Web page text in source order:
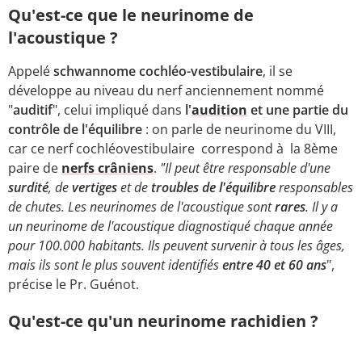
Qu'est-ce que le neurinome de
l'acoustique ?
Appeléschwannome cochléo-vestibulaire, il se
développe au niveau du nerf anciennement nommé
"auditif", celui impliqué dans l'audition et une partie du
contrôle de l'équilibre : on parle de neurinome du VIII,
car ce nerf cochléovestibulaire correspond à la 8ème
paire de nerfs crâniens. "Il peut être responsable d'une
surdité, devertigeset de troubles de l'équilibreresponsables
de chutes. Les neurinomes de l'acoustique sontrares. Il y a
un neurinome de l'acoustique diagnostiqué chaque année
pour 100.000 habitants. Ils peuvent survenir à tous les âges,
mais ils sont le plus souvent identifiésentre 40 et 60 ans",
précise le Pr. Guénot.
Qu'est-ce qu'un neurinome rachidien ?